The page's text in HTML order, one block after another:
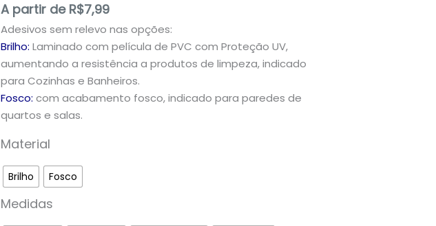
A partir de R$7,99
Adesivos sem relevo nas opções:
Brilho: Laminado com película de PVC com Proteção UV,
aumentando a resistência a produtos de limpeza, indicado
para Cozinhas e Banheiros.
Fosco: com acabamento fosco, indicado para paredes de
quartos e salas.
Material
Brilho Fosco
Medidas
para
Decoração
quantidade